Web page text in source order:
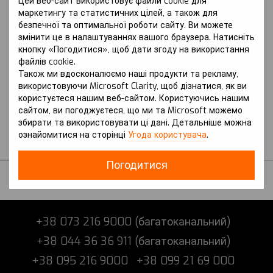
маркетингу та статистичних цілей, а також для
безпечної та оптимальної роботи сайту. Ви можете
змінити це в налаштуваннях вашого браузера. Натисніть
кнопку «Погодитися», щоб дати згоду на використання
файлів cookie.
Також ми вдосконалюємо наші продукти та рекламу,
використовуючи Microsoft Clarity, щоб дізнатися, як ви
користуєтеся нашим веб-сайтом. Користуючись нашим
сайтом, ви погоджуєтеся, що ми та Microsoft можемо
збирати та використовувати ці дані. Детальніше можна
ознайомитися на сторінці Угода користувача.
Погодитися
Артикул: Atlas (2016-2020 р.) I
покоління
VOLKSWAGEN
Захист на Volkswagen
Atlas (2016-2020 р.) I
покоління
+38 073 216 9000 (багатоканальний)
+38 044 36 36 911 (багатоканальний)
+38 095 216 9000
+38 099 21 69 000